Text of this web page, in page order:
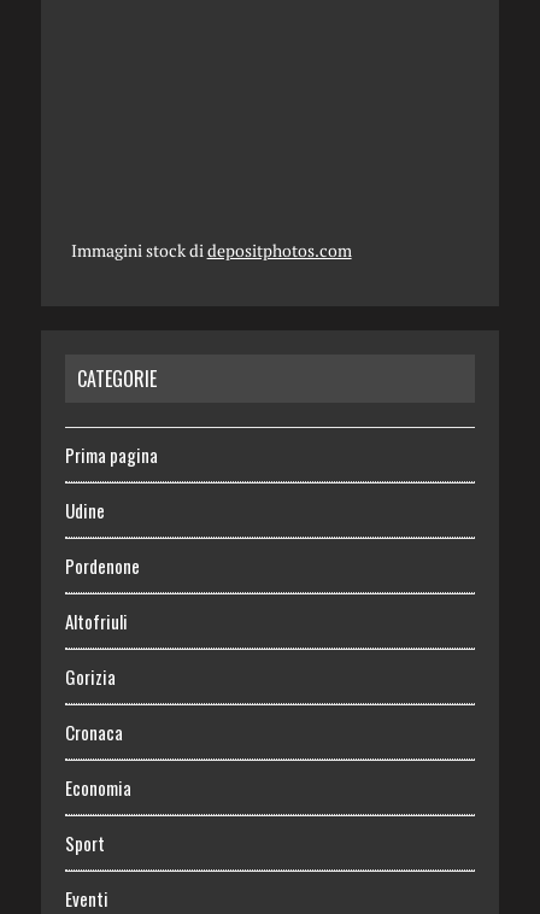
Immagini stock didepositphotos.com
CATEGORIE
Prima pagina
Udine
Pordenone
Altofriuli
Gorizia
Cronaca
Economia
Sport
Eventi